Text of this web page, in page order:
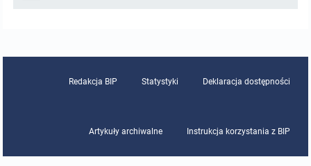
Redakcja BIP Statystyki Deklaracja dostępności
Artykuły archiwalne Instrukcja korzystania z BIP